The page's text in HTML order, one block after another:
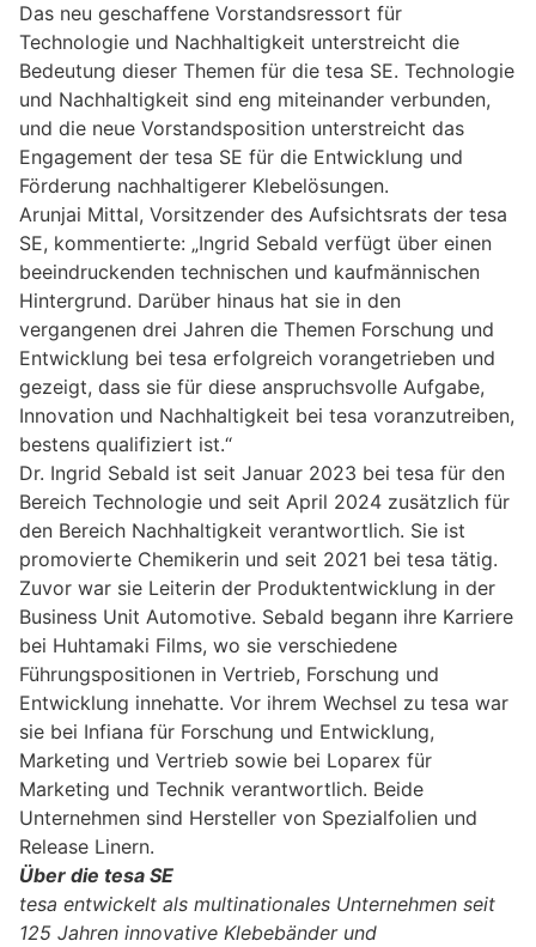
Das neu geschaffene Vorstandsressort für
Technologie und Nachhaltigkeit unterstreicht die
Bedeutung dieser Themen für die tesa SE. Technologie
und Nachhaltigkeit sind eng miteinander verbunden,
und die neue Vorstandsposition unterstreicht das
Engagement der tesa SE für die Entwicklung und
Förderung nachhaltigerer Klebelösungen.
Arunjai Mittal, Vorsitzender des Aufsichtsrats der tesa
SE, kommentierte: „Ingrid Sebald verfügt über einen
beeindruckenden technischen und kaufmännischen
Hintergrund. Darüber hinaus hat sie in den
vergangenen drei Jahren die Themen Forschung und
Entwicklung bei tesa erfolgreich vorangetrieben und
gezeigt, dass sie für diese anspruchsvolle Aufgabe,
Innovation und Nachhaltigkeit bei tesa voranzutreiben,
bestens qualifiziert ist.“
Dr. Ingrid Sebald ist seit Januar 2023 bei tesa für den
Bereich Technologie und seit April 2024 zusätzlich für
den Bereich Nachhaltigkeit verantwortlich. Sie ist
promovierte Chemikerin und seit 2021 bei tesa tätig.
Zuvor war sie Leiterin der Produktentwicklung in der
Business Unit Automotive. Sebald begann ihre Karriere
bei Huhtamaki Films, wo sie verschiedene
Führungspositionen in Vertrieb, Forschung und
Entwicklung innehatte. Vor ihrem Wechsel zu tesa war
sie bei Infiana für Forschung und Entwicklung,
Marketing und Vertrieb sowie bei Loparex für
Marketing und Technik verantwortlich. Beide
Unternehmen sind Hersteller von Spezialfolien und
Release Linern.
Über die tesa SE
tesa entwickelt als multinationales Unternehmen seit
125 Jahren innovative Klebebänder und